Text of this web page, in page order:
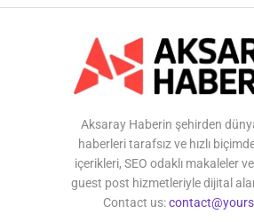
Aksaray Haberin şehirden
haberleri tarafsız ve hızlı
içerikleri, SEO odaklı makaleler
guest post hizmetleriyle dijital
Contact us: